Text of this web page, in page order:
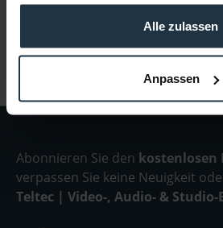
gesammelt haben.
Alle zulassen
Anpassen
Abonnieren Sie den kostenlosen
verpassen Sie keine Neuigkeit
Teltec | Video-, Audio- &